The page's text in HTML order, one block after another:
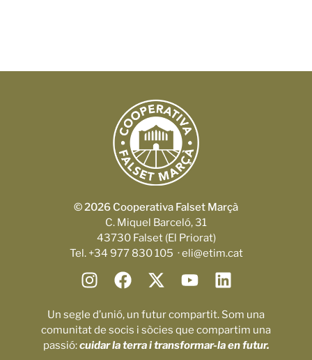
© 2026 Cooperativa Falset Marçà
C. Miquel Barceló, 31
43730 Falset (El Priorat)
Tel. +34 977 830 105 · eli@etim.cat
Un segle d’unió, un futur compartit. Som una
comunitat de socis i sòcies que compartim una
passió:cuidar la terra i transformar-la en futur.